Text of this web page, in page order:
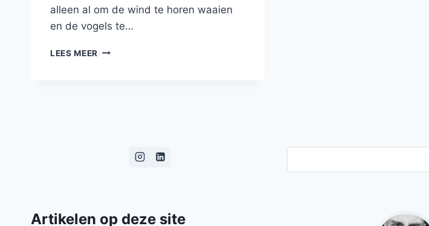
alleen al om de wind te horen waaien
en de vogels te…
LEES MEER GEWELDIGE
Artikelen op deze site